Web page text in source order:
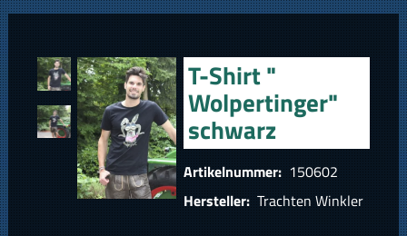
T-Shirt "
Wolpertinger"
schwarz
Artikelnummer: 150602
Hersteller: Trachten Winkler